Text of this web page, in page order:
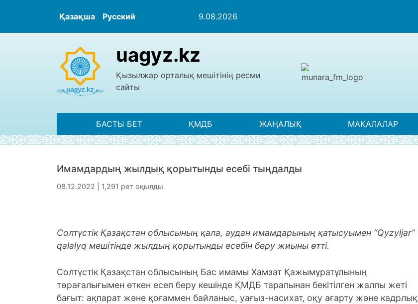
Қазақша Русский 9.08.2026
uagyz.kz
Қызылжар орталық мешітінің ресми
сайты
БАСТЫ БЕТ ҚМДБ ЖАҢАЛЫҚ МАҚАЛАЛАР
Имамдардың жылдық қорытынды есебі тыңдалды
08.12.2022 | 1,291 рет оқылды
Солтүстік Қазақстан облысының қала, аудан имамдарының қатысуымен “Qyzyljar”
qalalyq мешітінде жылдың қорытынды есебін беру жиыны өтті.
Солтүстік Қазақстан облысының Бас имамы Хамзат Қажымұратұлының
төрағалығымен өткен есеп беру кешінде ҚМДБ тарапынан бекітілген жалпы жеті
бағыт: ақпарат және қоғаммен байланыс, уағыз-насихат, оқу ағарту және кадрлық